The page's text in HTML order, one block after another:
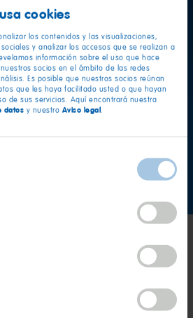
cookies
los contenidos y las visualizaciones,
y analizar los accesos que se realizan a
información sobre el uso que hace
socios en el ámbito de las redes
Es posible que nuestros socios reúnan
que les haya facilitado usted o que hayan
de sus servicios. Aquí encontrará nuestra
datos y nuestro Aviso legal.
encantados de
humanos